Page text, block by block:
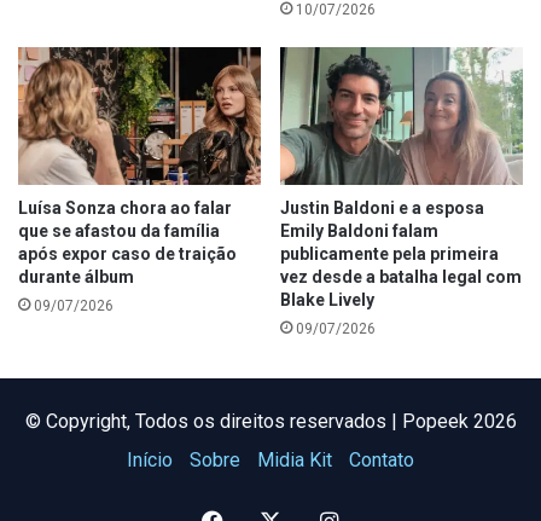
10/07/2026
Luísa Sonza chora ao falar
que se afastou da família
após expor caso de traição
durante álbum
09/07/2026
Justin Baldoni e a esposa
Emily Baldoni falam
publicamente pela primeira
vez desde a batalha legal com
Blake Lively
09/07/2026
©️ Copyright, Todos os direitos reservados | Popeek 2026
Início
Sobre Midia Kit Contato